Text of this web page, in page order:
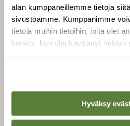
alan kumppaneillemme tietoja
sivustoamme. Kumppanimme
tietoja muihin tietoihin, joita olet
kerätty, kun olet käyttänyt heidän
Hyväksy